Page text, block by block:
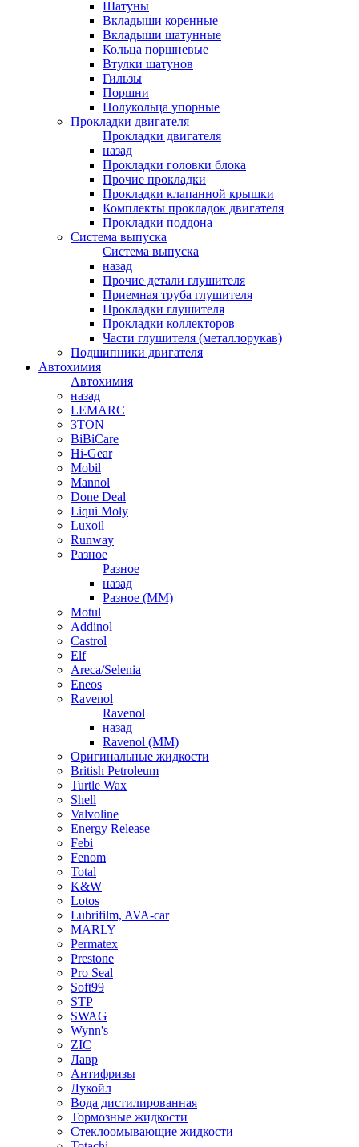
Шатуны
Вкладыши коренные
Вкладыши шатунные
Кольца поршневые
Втулки шатунов
Гильзы
Поршни
Полукольца упорные
Прокладки двигателя
Прокладки двигателя
назад
Прокладки головки блока
Прочие прокладки
Прокладки клапанной крышки
Комплекты прокладок двигателя
Прокладки поддона
Система выпуска
Система выпуска
назад
Прочие детали глушителя
Приемная труба глушителя
Прокладки глушителя
Прокладки коллекторов
Части глушителя (металлорукав)
Подшипники двигателя
Автохимия
Автохимия
назад
LEMARC
3TON
BiBiCare
Hi-Gear
Mobil
Mannol
Done Deal
Liqui Moly
Luxoil
Runway
Разное
Разное
назад
Разное (ММ)
Motul
Addinol
Castrol
Elf
Areca/Selenia
Eneos
Ravenol
Ravenol
назад
Ravenol (ММ)
Оригинальные жидкости
British Petroleum
Turtle Wax
Shell
Valvoline
Energy Release
Febi
Fenom
Total
K&W
Lotos
Lubrifilm, AVA-car
MARLY
Permatex
Prestone
Pro Seal
Soft99
STP
SWAG
Wynn's
ZIC
Лавр
Антифризы
Лукойл
Вода дистилированная
Тормозные жидкости
Стеклоомывающие жидкости